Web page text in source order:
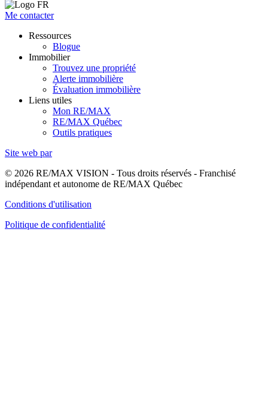
Me contacter
Ressources
Blogue
Immobilier
Trouvez une propriété
Alerte immobilière
Évaluation immobilière
Liens utiles
Mon RE/MAX
RE/MAX Québec
Outils pratiques
Site web par
© 2026 RE/MAX VISION - Tous droits réservés - Franchisé
indépendant et autonome de RE/MAX Québec
Conditions d'utilisation
Politique de confidentialité